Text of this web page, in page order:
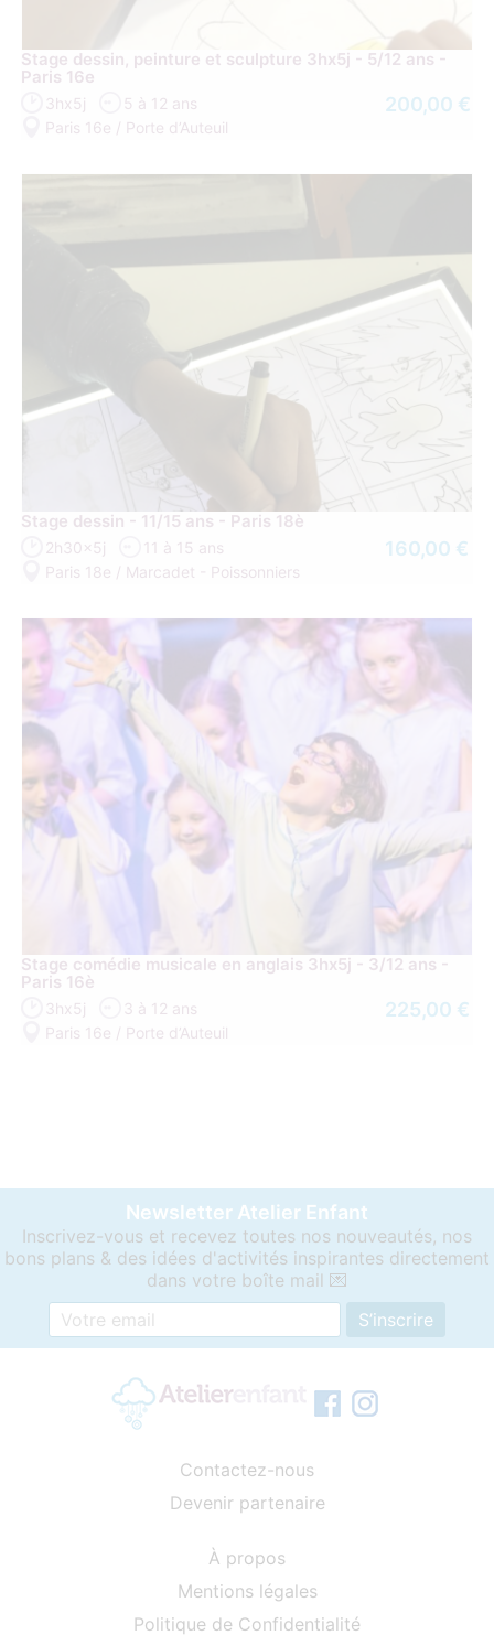
Stage dessin, peinture et sculpture 3hx5j - 5/12 ans -
Paris 16e
3hx5j
5 à 12 ans
Paris 16e / Porte d’Auteuil
200,00 €
Stage dessin - 11/15 ans - Paris 18è
2h30x5j
11 à 15 ans
Paris 18e / Marcadet - Poissonniers
160,00 €
Stage comédie musicale en anglais 3hx5j - 3/12 ans -
Paris 16è
3hx5j
3 à 12 ans
Paris 16e / Porte d’Auteuil
225,00 €
Newsletter Atelier Enfant
Inscrivez-vous et recevez toutes nos nouveautés, nos
bons plans & des idées d'activités inspirantes directement
dans votre boîte mail 💌
Contactez-nous
Devenir partenaire
À propos
Mentions légales
Politique de Confidentialité